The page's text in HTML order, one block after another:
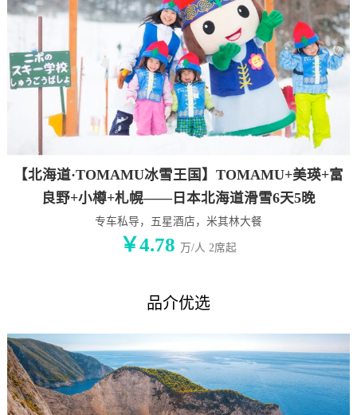
【北海道·TOMAMU冰雪王国】TOMAMU+美瑛+富
良野+小樽+札幌——日本北海道滑雪6天5晚
专车私导，五星酒店，米其林大餐
￥4.78 万/人 2席起
品介优选